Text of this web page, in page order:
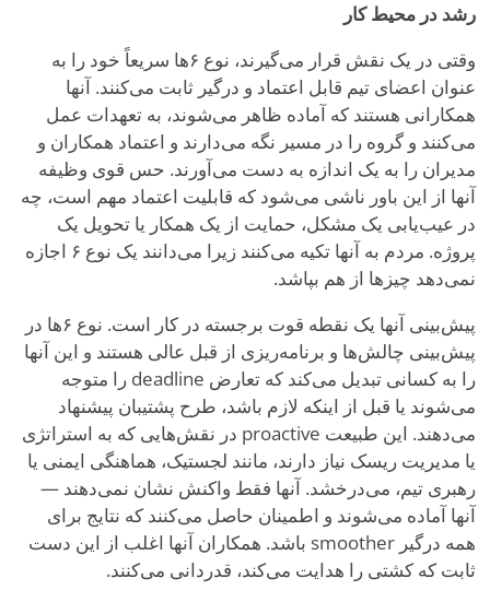
رشد در محیط کار
وقتی در یک نقش قرار می‌گیرند، نوع ۶ها سریعاً خود را به
عنوان اعضای تیم قابل اعتماد و درگیر ثابت می‌کنند. آنها
همکارانی هستند که آماده ظاهر می‌شوند، به تعهدات عمل
می‌کنند و گروه را در مسیر نگه می‌دارند و اعتماد همکاران و
مدیران را به یک اندازه به دست می‌آورند. حس قوی وظیفه
آنها از این باور ناشی می‌شود که قابلیت اعتماد مهم است، چه
در عیب‌یابی یک مشکل، حمایت از یک همکار یا تحویل یک
پروژه. مردم به آنها تکیه می‌کنند زیرا می‌دانند یک نوع ۶ اجازه
نمی‌دهد چیزها از هم بپاشد.
پیش‌بینی آنها یک نقطه قوت برجسته در کار است. نوع ۶ها در
پیش‌بینی چالش‌ها و برنامه‌ریزی از قبل عالی هستند و این آنها
را به کسانی تبدیل می‌کند که تعارض deadline را متوجه
می‌شوند یا قبل از اینکه لازم باشد، طرح پشتیبان پیشنهاد
می‌دهند. این طبیعت proactive در نقش‌هایی که به استراتژی
یا مدیریت ریسک نیاز دارند، مانند لجستیک، هماهنگی ایمنی یا
رهبری تیم، می‌درخشد. آنها فقط واکنش نشان نمی‌دهند —
آنها آماده می‌شوند و اطمینان حاصل می‌کنند که نتایج برای
همه درگیر smoother باشد. همکاران آنها اغلب از این دست
ثابت که کشتی را هدایت می‌کند، قدردانی می‌کنند.